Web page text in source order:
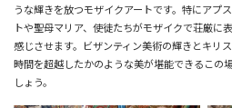
うな輝きを放つモザイクアートです。特にアプ
トや聖母マリア、使徒たちがモザイクで荘厳に
感じさせます。 ビザンティン美術の輝きとキリ
時間を超越したかのような美が堪能できるこの
しょう。